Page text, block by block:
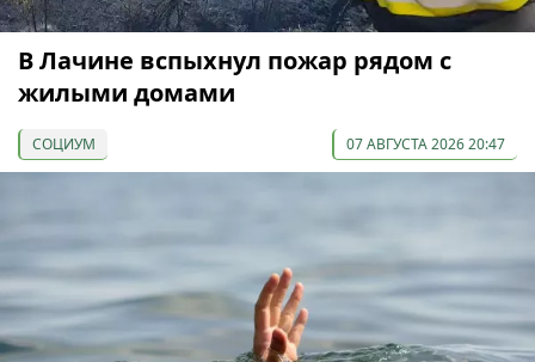
В Лачине вспыхнул пожар рядом с
жилыми домами
СОЦИУМ 07 АВГУСТА 2026 20:47